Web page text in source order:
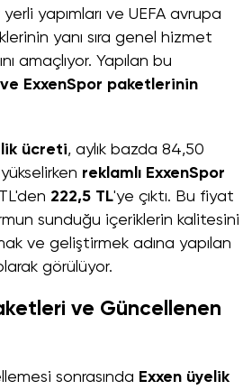
yapımları ve UEFA avrupa
yanı sıra genel hizmet
amaçlıyor. Yapılan bu
ve ExxenSpor paketlerinin
ücreti, aylık bazda 84,50
reklamlı ExxenSpor
222,5 TL'ye çıktı. Bu fiyat
sunduğu içeriklerin kalitesini
ve geliştirmek adına yapılan
görülüyor.
ve Güncellenen
sonrasında Exxen üyelik